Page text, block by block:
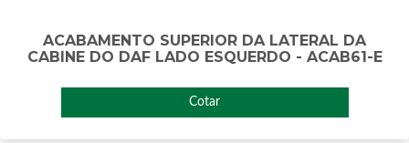
ACABAMENTO SUPERIOR DA LATERAL DA
CABINE DO DAF LADO ESQUERDO - ACAB61-E
Cotar